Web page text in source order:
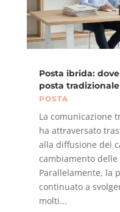
Posta ibrida:
posta tradizionale
POSTA
La comunicazione
ha attraversato
alla diffusione dei
cambiamento
Parallelamente, la
continuato a
molti...